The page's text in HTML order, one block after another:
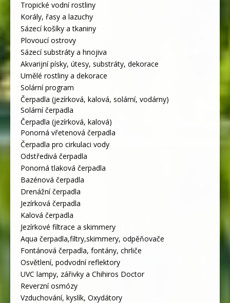
Tropické vodní rostliny
Korály, řasy a lazuchy
Sázecí košíky a tkaniny
Plovoucí ostrovy
Sázecí substráty a hnojiva
Akvarijní písky, útesy, substráty, dekorace
Umělé rostliny a dekorace
Solární program
Čerpadla (jezírková, kalová, solární, vodárny)
Solární čerpadla
Čerpadla (jezírková, kalová)
Ponorná vřetenová čerpadla
Čerpadla pro cirkulaci vody
Odstředivá čerpadla
Ponorná tlaková čerpadla
Bazénová čerpadla
Drenážní čerpadla
Jezírková čerpadla
Kalová čerpadla
Jezírkové filtrace a skimmery
Aqua čerpadla,filtry,skimmery, odpěňovače
Fontánová čerpadla, fontány, chrliče
Osvětlení, podvodní reflektory
UVC lampy, zářivky a Chihiros Doctor
Reverzní osmózy
Vzduchování, kyslík, Oxydátory